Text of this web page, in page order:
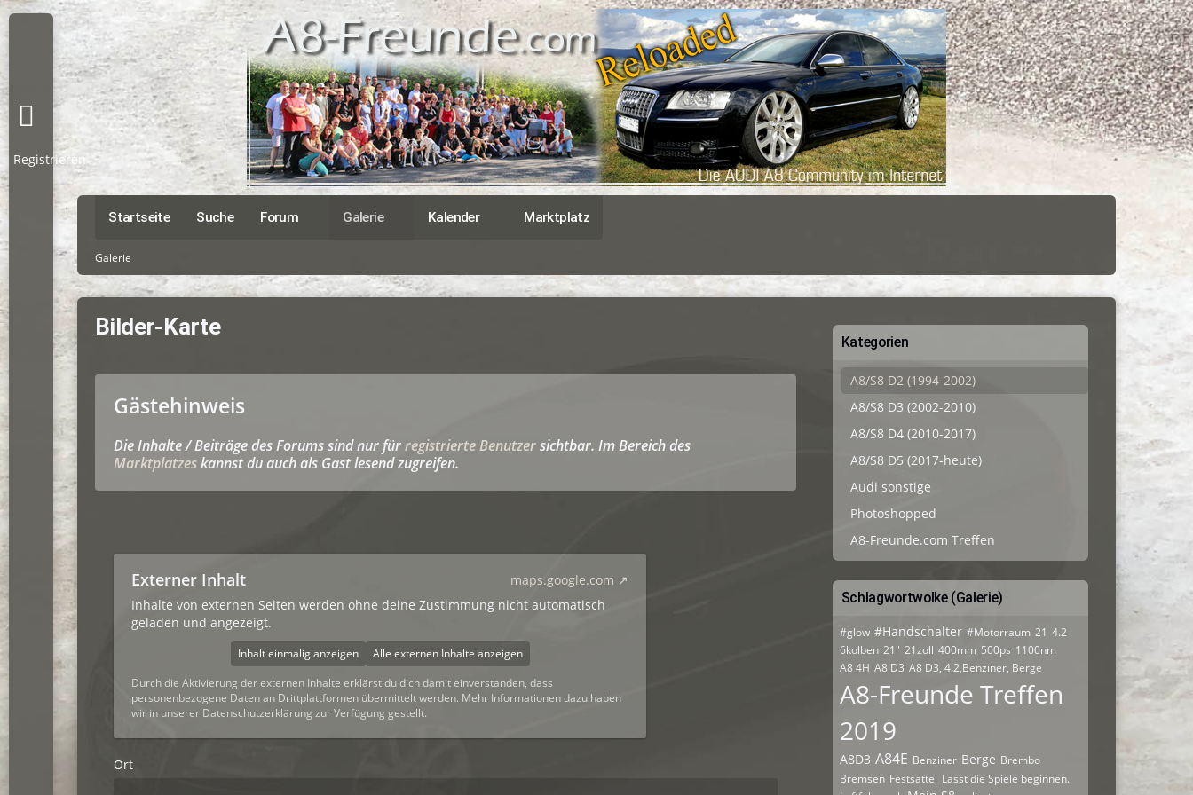
Startseite Suche Forum Galerie Kalender Marktplatz
Registrieren
Galerie
Bilder-Karte
Gästehinweis
Die Inhalte / Beiträge des Forums sind nur fürregistrierte Benutzersichtbar. Im Bereich des
Marktplatzeskannst du auch als Gast lesend zugreifen.
Externer Inhalt
maps.google.com
Inhalte von externen Seiten werden ohne deine Zustimmung nicht automatisch
geladen und angezeigt.
Inhalt einmalig anzeigen
Alle externen Inhalte anzeigen
Durch die Aktivierung der externen Inhalte erklärst du dich damit einverstanden, dass
personenbezogene Daten an Drittplattformen übermittelt werden. Mehr Informationen dazu haben
wir in unserer Datenschutzerklärung zur Verfügung gestellt.
Ort
Kategorien
A8/S8 D2 (1994-2002)
A8/S8 D3 (2002-2010)
A8/S8 D4 (2010-2017)
A8/S8 D5 (2017-heute)
Audi sonstige
Photoshopped
A8-Freunde.com Treffen
Schlagwortwolke (Galerie)
#glow #Handschalter #Motorraum 21 4.2
6kolben 21" 21zoll 400mm 500ps 1100nm
A8 4H A8 D3 A8 D3, 4.2,Benziner, Berge
A8-Freunde Treffen
2019
A8D3 A84E Benziner Berge Brembo
Bremsen Festsattel Lasst die Spiele beginnen.